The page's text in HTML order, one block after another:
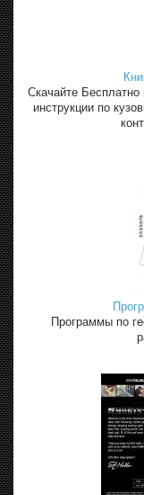
Скачайте Бесплатно
инструкции по
Программы по